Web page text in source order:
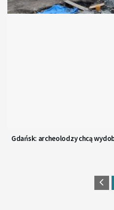
Gdańsk: archeolodzy chcą